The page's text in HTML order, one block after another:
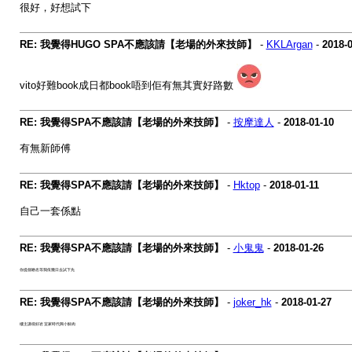
很好，好想試下
RE: 我覺得HUGO SPA不應該請【老場的外來技師】 - KKLArgan- 2018-
vito好難book成日都book唔到佢有無其實好路數
RE: 我覺得SPA不應該請【老場的外來技師】 - 按摩達人 - 2018-01-10
有無新師傅
RE: 我覺得SPA不應該請【老場的外來技師】 - Hktop- 2018-01-11
自己一套係點
RE: 我覺得SPA不應該請【老場的外來技師】 - 小鬼鬼- 2018-01-26
你提個啲名等我依幾日去試下先
RE: 我覺得SPA不應該請【老場的外來技師】 - joker_hk- 2018-01-27
樓主講得好岩 宜家時代興小鮮肉